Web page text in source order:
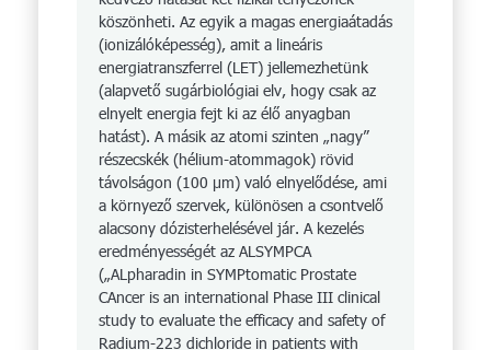
köszönheti. Az egyik a magas energiaátadás
(ionizálóképesség), amit a lineáris
energiatranszferrel (LET) jellemezhetünk
(alapvető sugárbiológiai elv, hogy csak az
elnyelt energia fejt ki az élő anyagban
hatást). A másik az atomi szinten „nagy”
részecskék (hélium-atommagok) rövid
távolságon (100 µm) való elnyelődése, ami
a környező szervek, különösen a csontvelő
alacsony dózisterhelésével jár. A kezelés
eredményességét az ALSYMPCA
(„ALpharadin in SYMPtomatic Prostate
CAncer is an international Phase III clinical
study to evaluate the efficacy and safety of
Radium-223 dichloride in patients with